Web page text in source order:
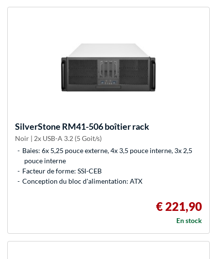
SilverStone RM41-506 boîtier rack
Noir | 2x USB-A 3.2 (5 Goit/s)
Baies: 6x 5,25 pouce externe, 4x 3,5 pouce interne, 3x 2,5
pouce interne
Facteur de forme: SSI-CEB
Conception du bloc d'alimentation: ATX
€ 221,90
En stock